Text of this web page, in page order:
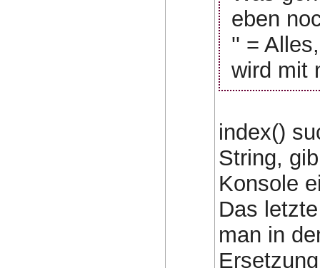
eben
'' =
wird mit
index()
String,
Konsole
Das
man in